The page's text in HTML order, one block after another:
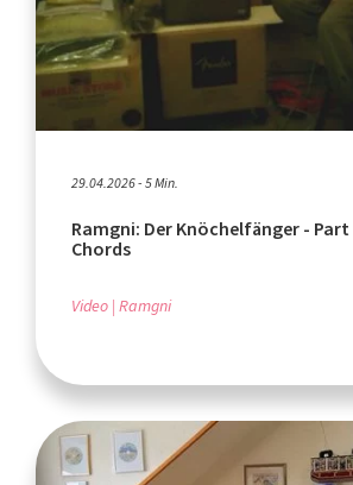
29.04.2026 - 5 Min.
Ramgni: Der Knöchelfänger - Part
Chords
Video Ramgni